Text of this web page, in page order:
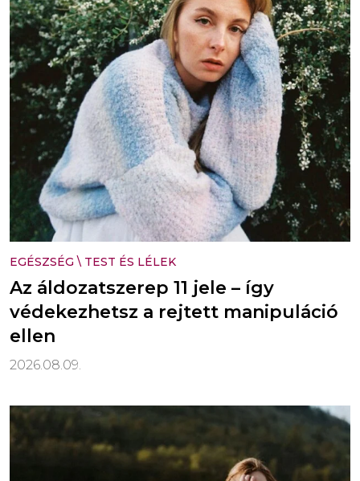
EGÉSZSÉG \ TEST ÉS LÉLEK
Az áldozatszerep 11 jele – így
védekezhetsz a rejtett manipuláció
ellen
2026.08.09.